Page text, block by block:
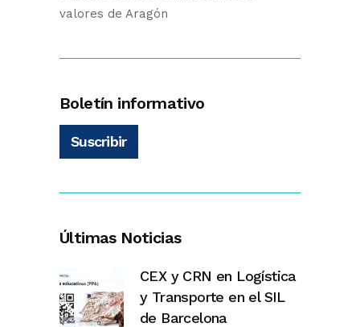
valores de Aragón
Boletín informativo
Suscribir
Últimas Noticias
CEX y CRN en Logística
y Transporte en el SIL
de Barcelona